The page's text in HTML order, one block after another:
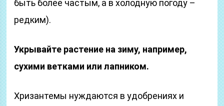
быть более частым, а в холодную погоду –
редким).
Укрывайте растение на зиму, например,
сухими ветками или лапником.
Хризантемы нуждаются в удобрениях и